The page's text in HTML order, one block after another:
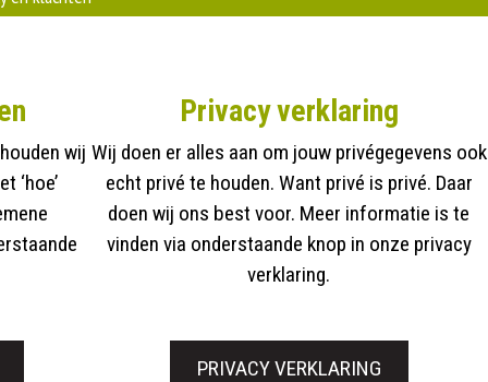
wij
‘hoe’
Privacy verklaring
Wij doen er alles aan om jouw privégegevens ook
echt privé te houden. Want privé is privé. Daar
doen wij ons best voor. Meer informatie is te
vinden via onderstaande knop in onze privacy
verklaring.
PRIVACY VERKLARING